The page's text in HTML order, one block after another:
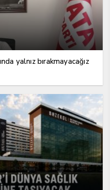
yalnız bırakmayacağız